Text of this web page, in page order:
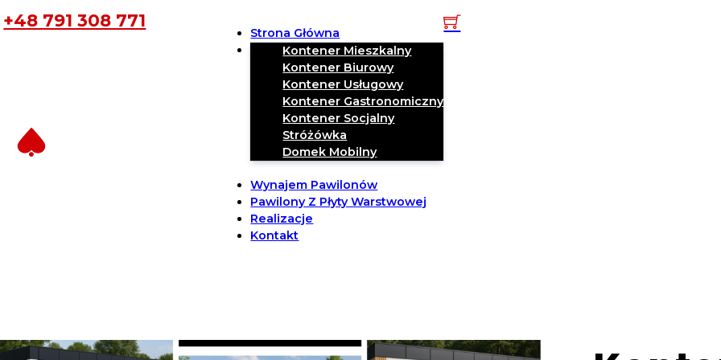
+48 791 308 771
Strona Główna
Nasze Kontenery I Pawilony
Kontener Mieszkalny
Kontener Biurowy
Kontener Usługowy
Kontener Gastronomiczny
Kontener Socjalny
Stróżówka
Domek Mobilny
Wynajem Pawilonów
Pawilony Z Płyty Warstwowej
Realizacje
Kontakt